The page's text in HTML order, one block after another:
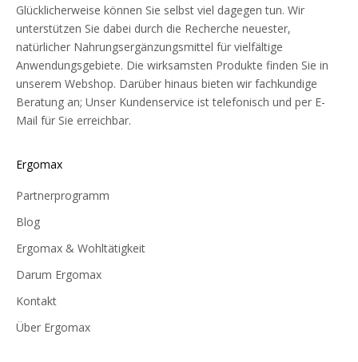
Glücklicherweise können Sie selbst viel dagegen tun. Wir
unterstützen Sie dabei durch die Recherche neuester,
natürlicher Nahrungsergänzungsmittel für vielfältige
Anwendungsgebiete. Die wirksamsten Produkte finden Sie in
unserem Webshop. Darüber hinaus bieten wir fachkundige
Beratung an; Unser Kundenservice ist telefonisch und per E-
Mail für Sie erreichbar.
Ergomax
Partnerprogramm
Blog
Ergomax & Wohltätigkeit
Darum Ergomax
Kontakt
Über Ergomax